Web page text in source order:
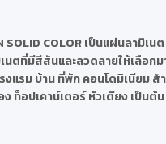
SOLID COLORเป็นแผ่นลามิเน
ตที่มีสีสันและลวดลายให้เลือกม
งแรม บ้าน ที่พัก คอนโดมิเนียม
ท็อปเคาน์เตอร์ หัวเตียง เป็น